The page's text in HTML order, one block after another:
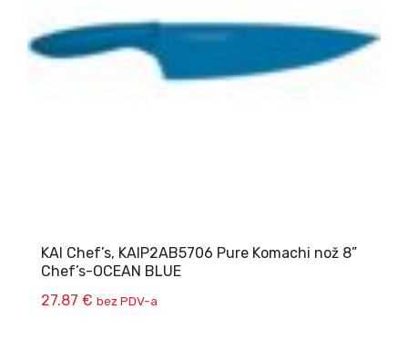
KAI Chef’s, KAIP2AB5706 Pure Komachi nož 8”
Chef’s-OCEAN BLUE
27.87 € bez PDV-a